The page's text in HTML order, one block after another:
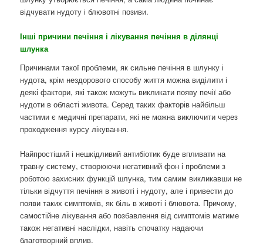
відчувати нудоту і блювотні позиви.
Інші причини печіння і лікування печіння в ділянці
шлунка
Причинами такої проблеми, як сильне печіння в шлунку і
нудота, крім нездорового способу життя можна виділити і
деякі фактори, які також можуть викликати появу печії або
нудоти в області живота. Серед таких факторів найбільш
частими є медичні препарати, які не можна виключити через
проходження курсу лікування.
Найпростіший і нешкідливий антибіотик буде впливати на
травну систему, створюючи негативний фон і проблеми з
роботою захисних функцій шлунка, тим самим викликавши не
тільки відчуття печіння в животі і нудоту, але і привести до
появи таких симптомів, як біль в животі і блювота. Причому,
самостійне лікування або позбавлення від симптомів матиме
також негативні наслідки, навіть спочатку надаючи
благотворний вплив.